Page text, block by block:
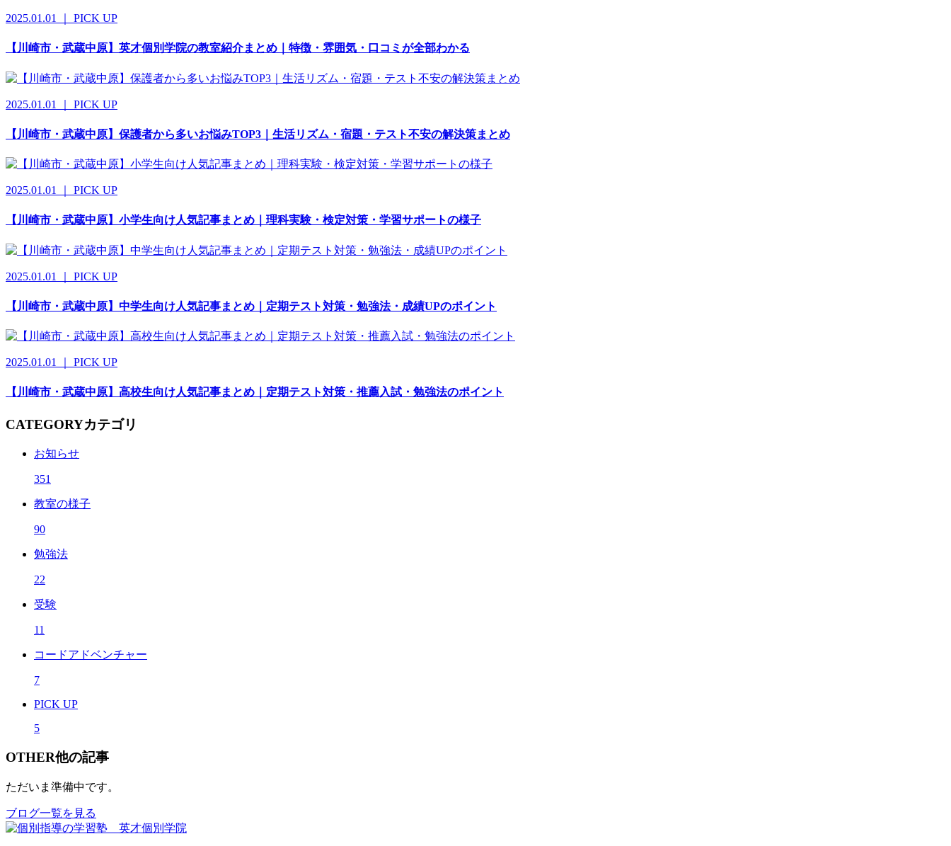
2025.01.01 ｜ PICK UP
【川崎市・武蔵中原】英才個別学院の教室紹介まとめ｜特徴・雰囲気・口コミが全部わかる
2025.01.01 ｜ PICK UP
【川崎市・武蔵中原】保護者から多いお悩みTOP3｜生活リズム・宿題・テスト不安の解決策まとめ
2025.01.01 ｜ PICK UP
【川崎市・武蔵中原】小学生向け人気記事まとめ｜理科実験・検定対策・学習サポートの様子
2025.01.01 ｜ PICK UP
【川崎市・武蔵中原】中学生向け人気記事まとめ｜定期テスト対策・勉強法・成績UPのポイント
2025.01.01 ｜ PICK UP
【川崎市・武蔵中原】高校生向け人気記事まとめ｜定期テスト対策・推薦入試・勉強法のポイント
CATEGORYカテゴリ
お知らせ
351
教室の様子
90
勉強法
22
受験
11
コードアドベンチャー
7
PICK UP
5
OTHER他の記事
ただいま準備中です。
ブログ一覧を見る